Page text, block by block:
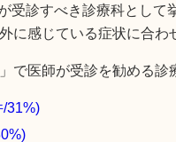
受診すべき診療科として
に感じている症状に合
で医師が受診を勧める診
/31%)